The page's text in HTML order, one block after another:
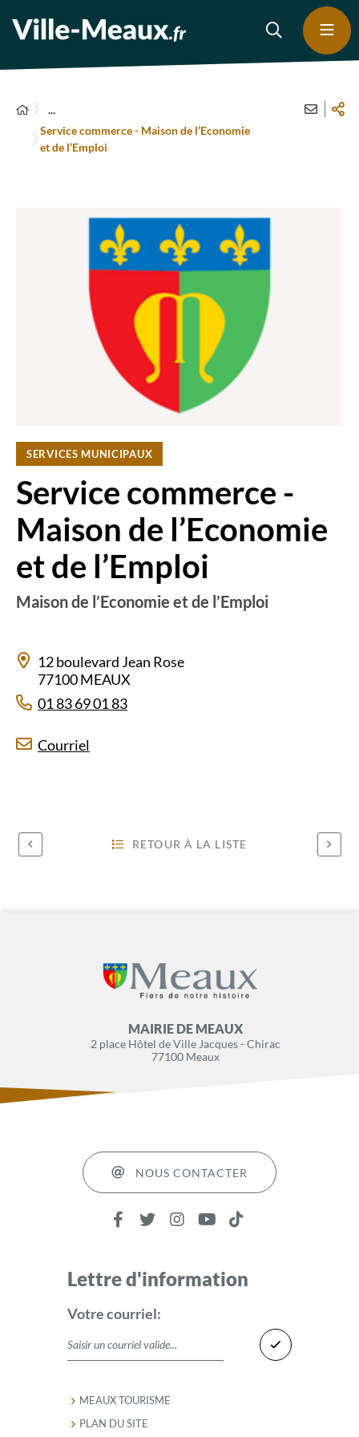
...
Service commerce - Maison de l’Economie
et de l’Emploi
SERVICES MUNICIPAUX
Service commerce -
Maison de l’Economie
et de l’Emploi
Maison de l’Economie et de l’Emploi
12 boulevard Jean Rose
77100 MEAUX
01 83 69 01 83
Courriel
RETOUR À LA LISTE
MAIRIE DE MEAUX
2 place Hôtel de Ville Jacques - Chirac
77100 Meaux
NOUS CONTACTER
Lettre d'information
Votre courriel:
MEAUX TOURISME
PLAN DU SITE